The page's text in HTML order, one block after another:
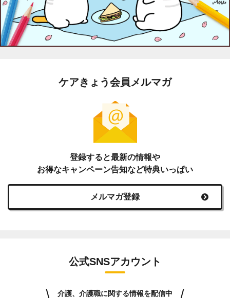
ケアきょう会員メルマガ
登録すると最新の情報や
お得なキャンペーン告知など特典いっぱい
メルマガ登録
公式SNSアカウント
介護、介護職に関する情報を配信中